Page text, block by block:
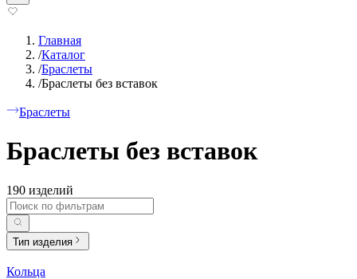
Главная
/Каталог
/Браслеты
/Браслеты без вставок
Браслеты
Браслеты без вставок
190 изделий
Тип изделия
Кольца